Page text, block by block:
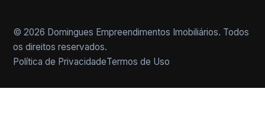
© 2026 Domingues Empreendimentos Imobiliários. Todos
os direitos reservados.
Política de PrivacidadeTermos de Uso